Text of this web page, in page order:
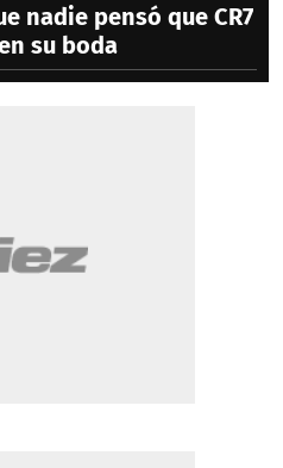
nadie pensó que CR7
su boda